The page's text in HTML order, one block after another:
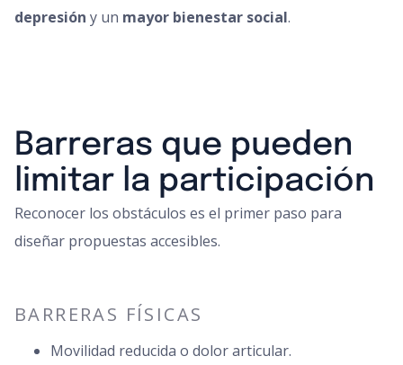
depresión y un mayor bienestar social.
Barreras que pueden
limitar la participación
Reconocer los obstáculos es el primer paso para
diseñar propuestas accesibles.
BARRERAS FÍSICAS
Movilidad reducida o dolor articular.